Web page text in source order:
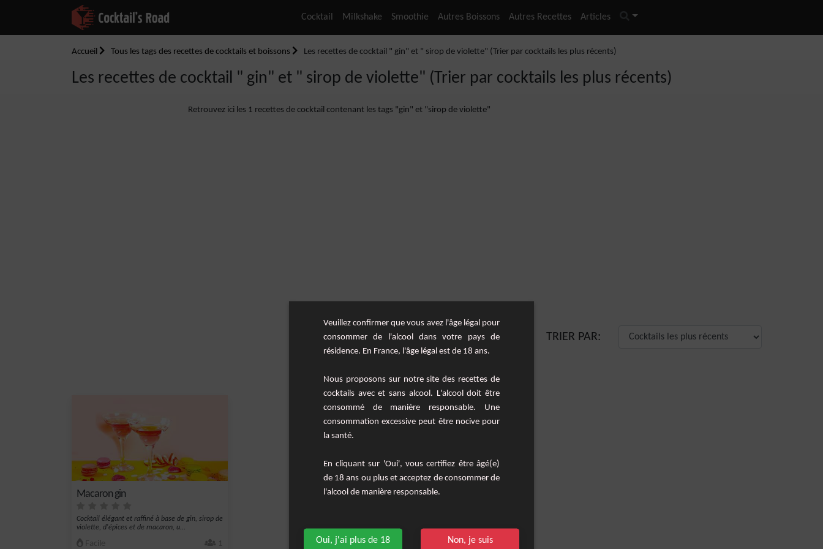
Cocktail Milkshake Smoothie Autres Boissons Autres Recettes Articles
Accueil Tous les tags des recettes de cocktails et boissons Les recettes de cocktail " gin" et " sirop de violette" (Trier par cocktails les plus récents)
Les recettes de cocktail " gin" et " sirop de violette" (Trier par cocktails les plus récents)
Retrouvez ici les 1 recettes de cocktail contenant les tags "gin" et "sirop de violette"
TRIER PAR:
Macaron gin
Cocktail élégant et raffiné à base de gin, sirop de
violette, d'épices et de macaron, u...
Facile 1
Veuillez confirmer que vous avez l'âge légal pour
consommer de l'alcool dans votre pays de
résidence. En France, l'âge légal est de 18 ans.
Nous proposons sur notre site des recettes de
cocktails avec et sans alcool. L'alcool doit être
consommé de manière responsable. Une
consommation excessive peut être nocive pour
la santé.
En cliquant sur 'Oui', vous certifiez être âgé(e)
de 18 ans ou plus et acceptez de consommer de
l'alcool de manière responsable.
Oui, j'ai plus de 18
Non, je suis